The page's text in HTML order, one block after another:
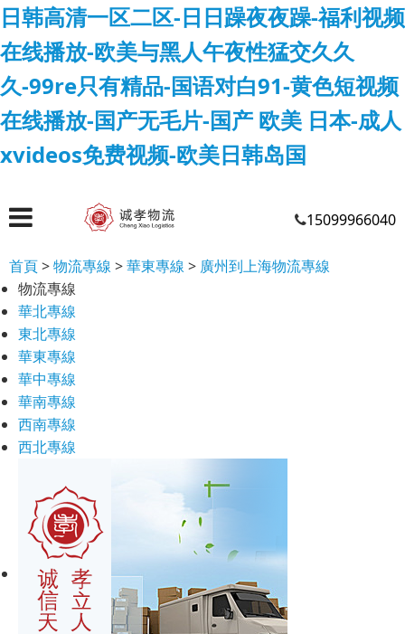
日韩高清一区二区-日日躁夜夜躁-福利视频
在线播放-欧美与黑人午夜性猛交久久
久-99re只有精品-国语对白91-黄色短视频
在线播放-国产无毛片-国产 欧美 日本-成人
xvideos免费视频-欧美日韩岛国
15099966040
首頁>物流專線 >華東專線 > 廣州到上海物流專線
物流專線
華北專線
東北專線
華東專線
華中專線
華南專線
西南專線
西北專線